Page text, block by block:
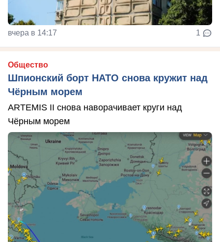
вчера в 14:17 1
Общество
Шпионский борт НАТО снова кружит над
Чёрным морем
ARTEMIS II снова наворачивает круги над
Чёрным морем